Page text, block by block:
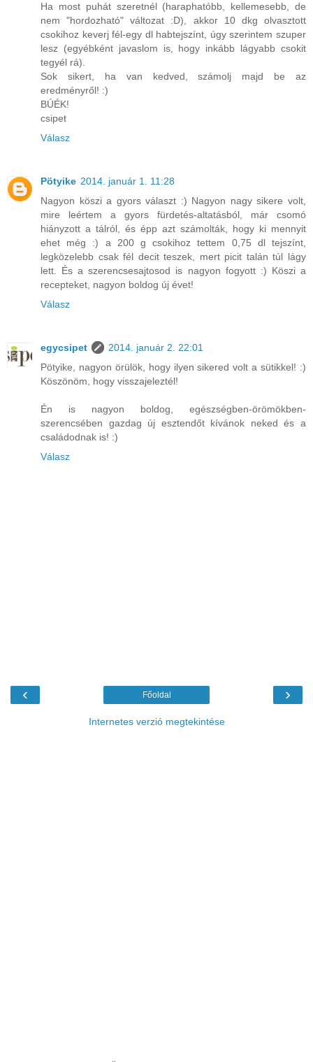
Ha most puhát szeretnél (haraphatóbb, kellemesebb, de
nem "hordozható" változat :D), akkor 10 dkg olvasztott
csokihoz keverj fél-egy dl habtejszínt, úgy szerintem szuper
lesz (egyébként javaslom is, hogy inkább lágyabb csokit
tegyél rá).
Sok sikert, ha van kedved, számolj majd be az
eredményről! :)
BÚÉK!
csipet
Válasz
Pötyike 2014. január 1. 11:28
Nagyon köszi a gyors választ :) Nagyon nagy sikere volt,
mire leértem a gyors fürdetés-altatásból, már csomó
hiányzott a tálról, és épp azt számolták, hogy ki mennyit
ehet még :) a 200 g csokihoz tettem 0,75 dl tejszínt,
legközelebb csak fél decit teszek, mert picit talán túl lágy
lett. És a szerencsesajtosod is nagyon fogyott :) Köszi a
recepteket, nagyon boldog új évet!
Válasz
egycsipet
2014. január 2. 22:01
Pötyike, nagyon örülök, hogy ilyen sikered volt a sütikkel! :)
Köszönöm, hogy visszajeleztél!
Én is nagyon boldog, egészségben-örömökben-
szerencsében gazdag új esztendőt kívánok neked és a
családodnak is! :)
Válasz
‹ ›
Főoldal
Internetes verzió megtekintése